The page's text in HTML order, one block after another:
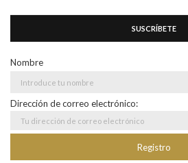
SUSCRÍBETE
Nombre
Dirección de correo electrónico: